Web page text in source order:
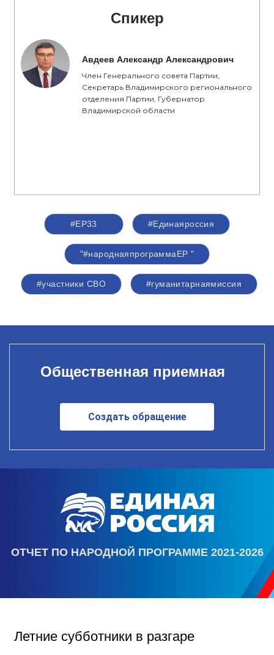
Спикер
Авдеев Александр Александрович
Член Генерального совета Партии,
Секретарь Владимирского регионального
отделения Партии, Губернатор
Владимирской области
#ЕР33 #Единаяроссия
"#народнаяпрограммаЕР "
#участники СВО #гуманитарнаямиссия
Общественная приемная
Создать обращение
ОТЧЕТ ПО НАРОДНОЙ ПРОГРАММЕ 2021-2026
Летние субботники в разгаре